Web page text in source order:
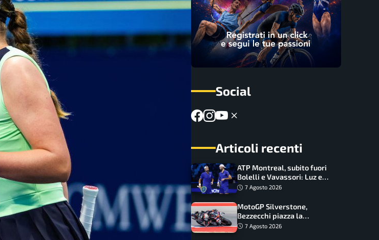
Social
Articoli recenti
ATP Montreal, subito fuori
Bolelli e Vavassori: Luz e
Matos fermano gli azzurri
7 Agosto 2026
MotoGP Silverstone,
Bezzecchi piazza la
zampata: Aprilia domina,
7 Agosto 2026